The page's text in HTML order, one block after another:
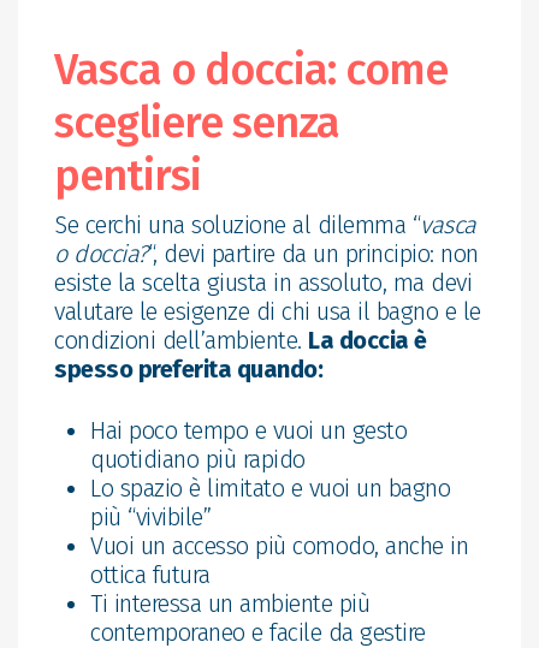
Vasca o doccia: come
scegliere senza
pentirsi
Se cerchi una soluzione al dilemma “vasca
o doccia?“, devi partire da un principio: non
esiste la scelta giusta in assoluto, ma devi
valutare le esigenze di chi usa il bagno e le
condizioni dell’ambiente. La doccia è
spesso preferita quando:
Hai poco tempo e vuoi un gesto
quotidiano più rapido
Lo spazio è limitato e vuoi un bagno
più “vivibile”
Vuoi un accesso più comodo, anche in
ottica futura
Ti interessa un ambiente più
contemporaneo e facile da gestire